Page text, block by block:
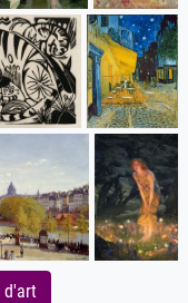
d'art